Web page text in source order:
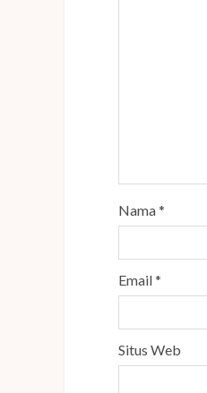
Nama*
Email*
Situs Web